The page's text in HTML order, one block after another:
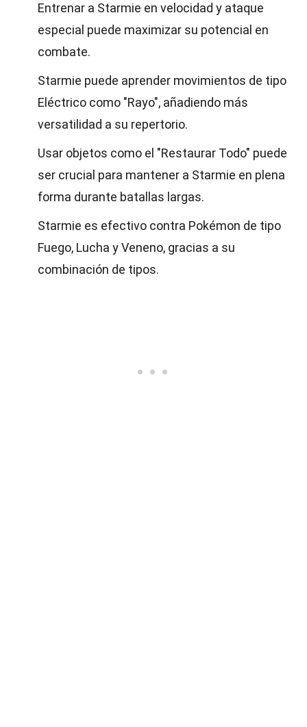
Entrenar a Starmie en velocidad y ataque
especial puede maximizar su potencial en
combate.
Starmie puede aprender movimientos de tipo
Eléctrico como "Rayo", añadiendo más
versatilidad a su repertorio.
Usar objetos como el "Restaurar Todo" puede
ser crucial para mantener a Starmie en plena
forma durante batallas largas.
Starmie es efectivo contra Pokémon de tipo
Fuego, Lucha y Veneno, gracias a su
combinación de tipos.